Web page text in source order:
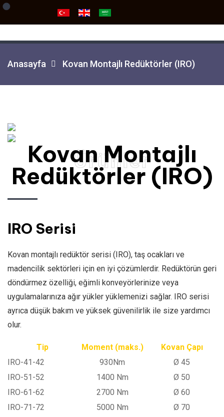
Anasayfa Kovan Montajlı Redüktörler (IRO)
Ürünler
Kovan Montajlı
Redüktörler (IRO)
IRO Serisi
Kovan montajlı redüktör serisi (IRO), taş ocakları ve
madencilik sektörleri için en iyi çözümlerdir. Redüktörün geri
döndürmez özelliği, eğimli konveyörlerinize veya
uygulamalarınıza ağır yükler yüklemenizi sağlar. IRO serisi
ayrıca düşük bakım ve yüksek güvenilirlik ile size yardımcı
olur.
Tip Moment (maks.)
Kovan Çapı
IRO-41-42
930Nm
Ø 45
IRO-51-52
1400 Nm
Ø 50
IRO-61-62
2700 Nm
Ø 60
IRO-71-72
5000 Nm
Ø 70